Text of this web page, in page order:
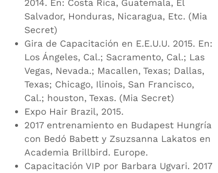
2014. En: Costa Rica, Guatemala, El
Salvador, Honduras, Nicaragua, Etc. (Mia
Secret)
Gira de Capacitación en E.E.U.U. 2015. En:
Los Ángeles, Cal.; Sacramento, Cal.; Las
Vegas, Nevada.; Macallen, Texas; Dallas,
Texas; Chicago, Ilinois, San Francisco,
Cal.; houston, Texas. (Mia Secret)
Expo Hair Brazil, 2015.
2017 entrenamiento en Budapest Hungría
con Bedó Babett y Zsuzsanna Lakatos en
Academia Brillbird. Europe.
Capacitación VIP por Barbara Ugvari. 2017